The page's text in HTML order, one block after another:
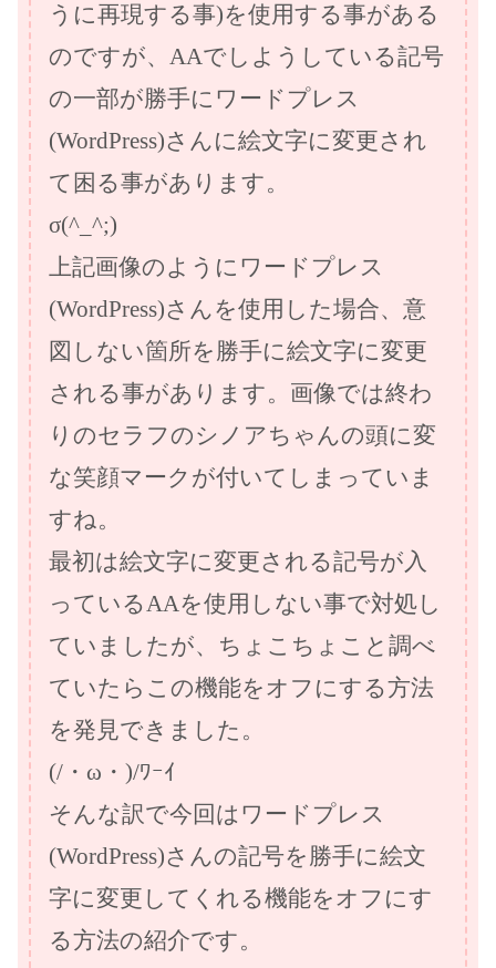
うに再現する事)を使用する事がある
のですが、AAでしようしている記号
の一部が勝手にワードプレス
(WordPress)さんに絵文字に変更され
て困る事があります。
σ(^_^;)
上記画像のようにワードプレス
(WordPress)さんを使用した場合、意
図しない箇所を勝手に絵文字に変更
される事があります。画像では終わ
りのセラフのシノアちゃんの頭に変
な笑顔マークが付いてしまっていま
すね。
最初は絵文字に変更される記号が入
っているAAを使用しない事で対処し
ていましたが、ちょこちょこと調べ
ていたらこの機能をオフにする方法
を発見できました。
(/・ω・)/ﾜｰｲ
そんな訳で今回はワードプレス
(WordPress)さんの記号を勝手に絵文
字に変更してくれる機能をオフにす
る方法の紹介です。